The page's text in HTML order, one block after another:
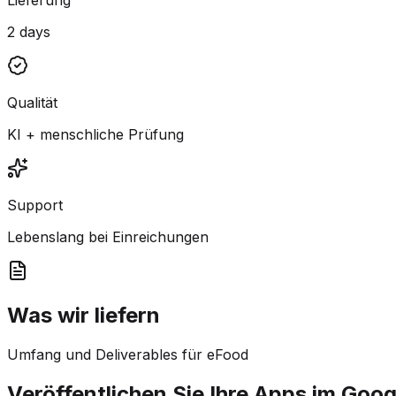
2 days
Qualität
KI + menschliche Prüfung
Support
Lebenslang bei Einreichungen
Was wir liefern
Umfang und Deliverables für eFood